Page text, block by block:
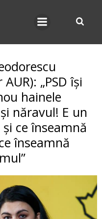
„PSD își
hainele
năravul! E un
ce înseamnă
înseamnă